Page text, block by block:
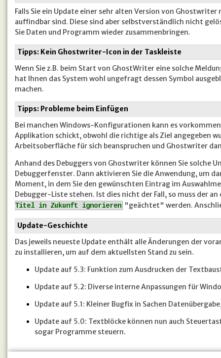
Falls Sie ein Update einer sehr alten Version von
auffindbar sind. Diese sind aber selbstverständlich nicht
Sie Daten und Programm wieder zusammenbringen.
Tipps: Kein Ghostwriter-Icon in der Taskleiste
Wenn Sie z.B. beim Start von GhostWriter eine solche
hat Ihnen das System wohl ungefragt dessen Symbol
machen.
Tipps: Probleme beim Einfügen
Bei manchen Windows-Konfigurationen kann es
Applikation schickt, obwohl die richtige als Ziel angegeben
Arbeitsoberfläche für sich beanspruchen und Ghostwriter
Anhand des Debuggers von Ghostwriter können Sie solche
Debuggerfenster. Dann aktivieren Sie die Anwendung, um
Moment, in dem Sie den gewünschten Eintrag im
Debugger-Liste stehen. Ist dies nicht der Fall, so muss der
Titel in Zukunft ignorieren "geächtet" werden.
Update-Geschichte
Das jeweils neueste Update enthält alle Änderungen der
zu installieren, um auf dem aktuellsten Stand zu sein.
Update auf 5.3: Funktion zum Ausdrucken der
Update auf 5.2: Diverse interne Anpassungen für
Update auf 5.1: Kleiner Bugfix in Sachen
Update auf 5.0: Textblöcke können nun auch
sogar Programme steuern.